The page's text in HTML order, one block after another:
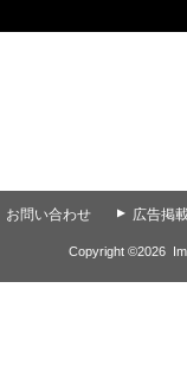
お問い合わせ ▲ 広告掲
Copyright ©2026